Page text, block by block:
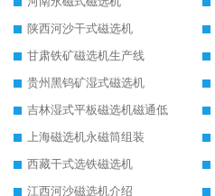
陕西河沙干式磁选机
甘肃铁矿磁选机生产线
贵州黑钨矿湿式磁选机
吉林湿式平板磁选机磁通低
上海磁选机永磁筒组装
西藏干式选铁磁选机
江西河沙磁选机介绍